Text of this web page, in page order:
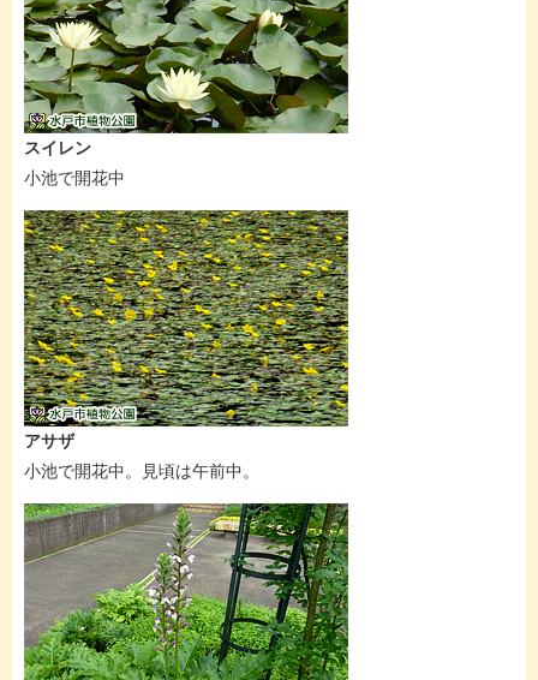
スイレン
小池で開花中
アサザ
小池で開花中。見頃は午前中。